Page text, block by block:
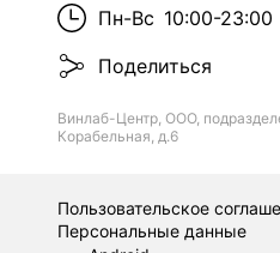
Пн-Вс 10:00-23:00
Поделиться
Винлаб-Центр, ООО,
Корабельная, д.6
Пользовательское
Персональные данные